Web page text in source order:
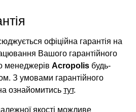
офіційна гарантія на
Вашого гарантійного
менеджерів Acropolis будь-
З умовами гарантійного
ознайомитись тут.
якості можливе